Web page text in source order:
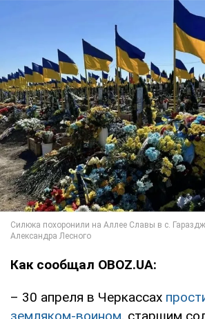
Как сообщал OBOZ.UA:
– 30 апреля в Черкассах